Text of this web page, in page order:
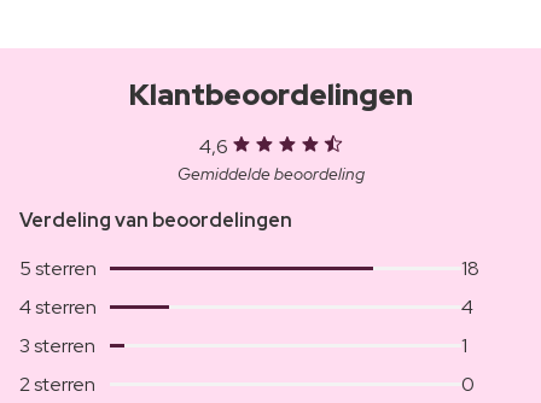
Klantbeoordelingen
4,6
Gemiddelde beoordeling
Verdeling van beoordelingen
5 sterren
18
4 sterren
4
3 sterren
1
2 sterren
0